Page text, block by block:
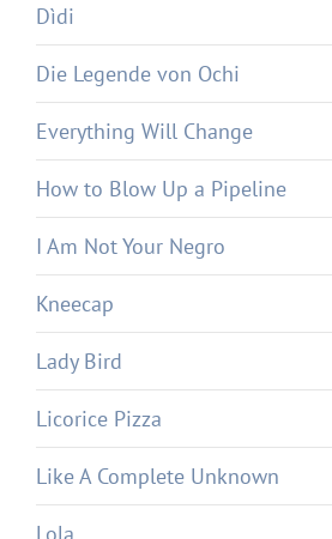
Dìdi
Die Legende von Ochi
Everything Will Change
How to Blow Up a Pipeline
I Am Not Your Negro
Kneecap
Lady Bird
Licorice Pizza
Like A Complete Unknown